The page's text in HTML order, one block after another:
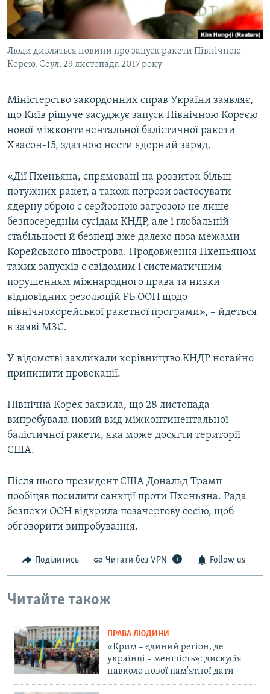
ВІДЕОУРОКИ «ELIFBE»
СВІДЧЕННЯ ОКУПАЦІЇ
УКРАЇНСЬКА ПРОБЛЕМА КРИМУ
Русский
Qırımtatar
Усі сайти RFE/RL
Люди дивляться новини про запуск ракети Північною
Корею. Сеул, 29 листопада 2017 року
Міністерство закордонних справ України заявляє,
що Київ рішуче засуджує запуск Північною Кореєю
нової міжконтинентальної балістичної ракети
Хвасон-15, здатною нести ядерний заряд.
«Дії Пхеньяна, спрямовані на розвиток більш
потужних ракет, а також погрози застосувати
ядерну зброю є серйозною загрозою не лише
безпосереднім сусідам КНДР, але і глобальній
стабільності й безпеці вже далеко поза межами
Корейського півострова. Продовження Пхеньяном
таких запусків є свідомим і систематичним
порушенням міжнародного права та низки
відповідних резолюцій РБ ООН щодо
північнокорейської ракетної програми», – йдеться
в заяві МЗС.
У відомстві закликали керівництво КНДР негайно
припинити провокації.
Північна Корея заявила, що 28 листопада
випробувала новий вид міжконтинентальної
балістичної ракети, яка може досягти території
США.
Після цього президент США Дональд Трамп
пообіцяв посилити санкції проти Пхеньяна. Рада
безпеки ООН відкрила позачергову сесію, щоб
обговорити випробування.
Поділитись Читати без VPN Follow us
Читайте також
ПРАВА ЛЮДИНИ
«Крим – єдиний регіон, де
українці – меншість»: дискусія
навколо нової пам'ятної дати